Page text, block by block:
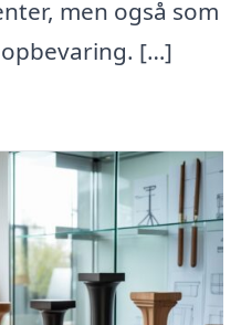
men også som
[…]